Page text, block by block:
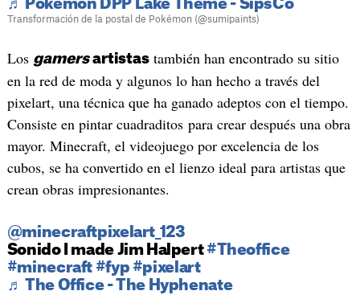
♬ Pokemon DPP Lake Theme - SipsCo
Transformación de la postal de Pokémon (@sumipaints)
Los gamersartistastambién han encontrado su sitio
en la red de moda y algunos lo han hecho a través del
pixelart, una técnica que ha ganado adeptos con el tiempo.
Consiste en pintar cuadraditos para crear después una obra
mayor. Minecraft, el videojuego por excelencia de los
cubos, se ha convertido en el lienzo ideal para artistas que
crean obras impresionantes.
@minecraftpixelart_123
Sonido I made Jim Halpert #Theoffice
#minecraft #fyp #pixelart
♬ The Office - The Hyphenate